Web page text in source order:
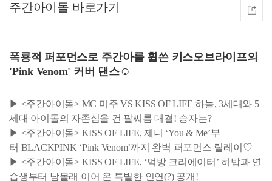
주간아이돌
폭룡적 퍼포먼스로 주간아를 휩쓴 키스오브라이프의
'Pink Venom' 커버 댄스☺
▶ <주간아이돌> MC 미주 VS KISS OF LIFE 하늘, 3세대와 5
세대 아이돌의 자존심을 건 팔씨름 대결! 승자는?
▶ <주간아이돌> KISS OF LIFE, 제니 ‘You & Me’부
터 BLACKPINK ‘Pink Venom’까지 완벽 퍼포먼스 릴레이♡
▶ <주간아이돌> KISS OF LIFE, ‘먹방 크리에이터’ 히밥과 연
습생부터 남몰래 이어 온 특별한 인연(?) 공개!